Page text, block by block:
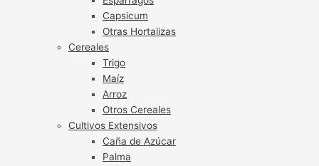
Capsicum
Otras Hortalizas
Cereales
Trigo
Maíz
Arroz
Otros Cereales
Cultivos Extensivos
Caña de Azúcar
Palma